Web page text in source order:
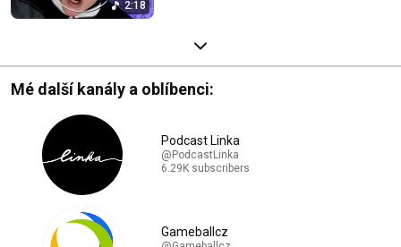
2:18
Mé další kanály a oblíbenci:
Podcast Linka
@PodcastLinka
6.29K subscribers
Gameballcz